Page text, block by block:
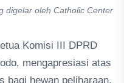
digelar oleh Catholic Center
Komisi III DPRD
mengapresiasi atas
bagi hewan peliharaan,